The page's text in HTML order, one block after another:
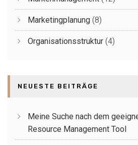
Marketingplanung (8)
Organisationsstruktur (4)
NEUESTE BEITRÄGE
Meine Suche nach dem
Resource Management Tool